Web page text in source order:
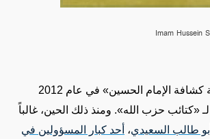
Imam Hussein
كشافة الإمام الحسين» في عام 2012
لـ «كتائب حزب الله». ومنذ ذلك الحين، غالباً
أبو طالب السعيدي، أحد كبار المسؤولين في